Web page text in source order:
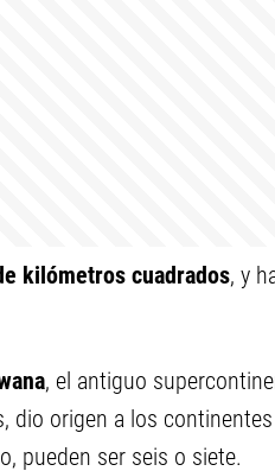
kilómetros cuadrados, y
, el antiguo
dio origen a los
pueden ser seis o siete.